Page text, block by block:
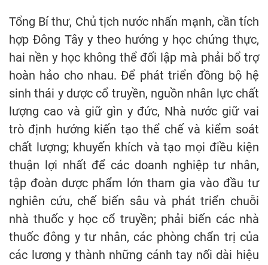
Tổng Bí thư, Chủ tịch nước nhấn mạnh, cần tích
hợp Đông Tây y theo hướng y học chứng thực,
hai nền y học không thể đối lập mà phải bổ trợ
hoàn hảo cho nhau. Để phát triển đồng bộ hệ
sinh thái y dược cổ truyền, nguồn nhân lực chất
lượng cao và giữ gìn y đức, Nhà nước giữ vai
trò định hướng kiến tạo thể chế và kiểm soát
chất lượng; khuyến khích và tạo mọi điều kiện
thuận lợi nhất để các doanh nghiệp tư nhân,
tập đoàn dược phẩm lớn tham gia vào đầu tư
nghiên cứu, chế biến sâu và phát triển chuỗi
nhà thuốc y học cổ truyền; phải biến các nhà
thuốc đông y tư nhân, các phòng chẩn trị của
các lương y thành những cánh tay nối dài hiệu